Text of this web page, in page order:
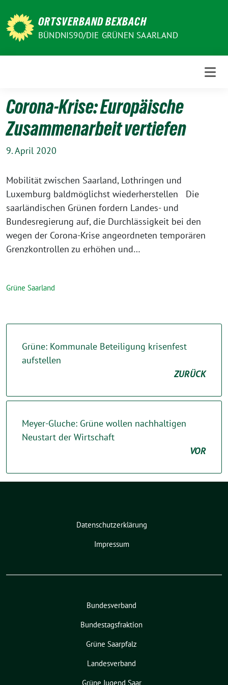
zum
Inhalt
ORTSVERBAND BEXBACH
BÜNDNIS90/DIE GRÜNEN SAARLAND
Corona-Krise: Europäische
Zusammenarbeit vertiefen
9. April 2020
Mobilität zwischen Saarland, Lothringen und
Luxemburg baldmöglichst wiederherstellen Die
saarländischen Grünen fordern Landes- und
Bundesregierung auf, die Durchlässigkeit bei den
wegen der Corona-Krise angeordneten temporären
Grenzkontrollen zu erhöhen und…
Grüne Saarland
Grüne: Kommunale Beteiligung krisenfest
aufstellen
ZURÜCK
Meyer-Gluche: Grüne wollen nachhaltigen
Neustart der Wirtschaft
VOR
Datenschutzerklärung
Impressum
Bundesverband
Bundestagsfraktion
Grüne Saarpfalz
Landesverband
Grüne Jugend Saar